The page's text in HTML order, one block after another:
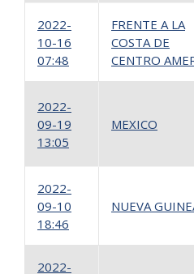
2022-
10-16
07:48
FRENTE A LA
COSTA DE
CENTRO
2022-
09-19
13:05
MEXICO
2022-
09-10
18:46
NUEVA
2022-